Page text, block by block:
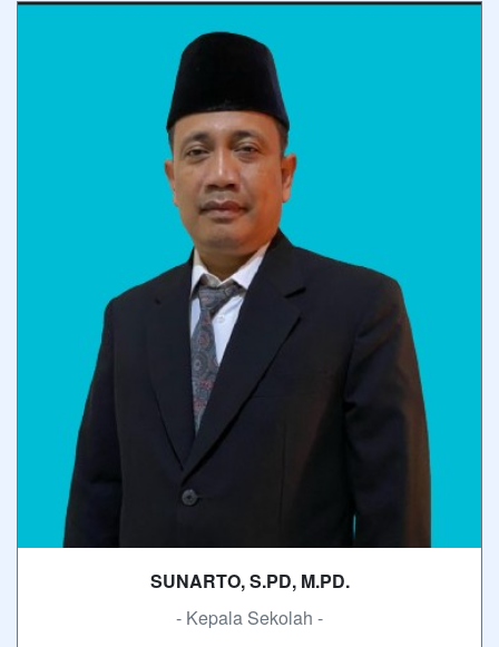
SUNARTO, S.PD, M.PD.
- Kepala Sekolah -